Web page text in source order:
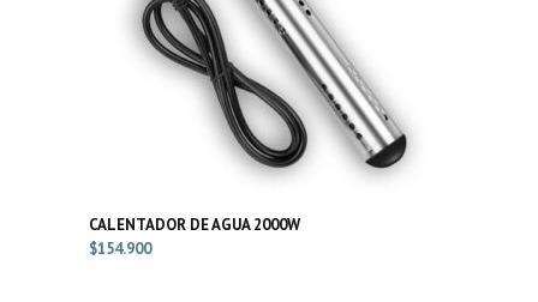
CALENTADOR DE AGUA 2000W
$154.900